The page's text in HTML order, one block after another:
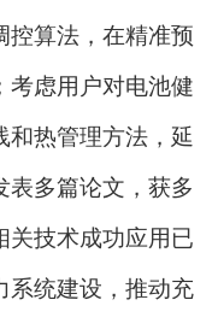
控算法，在精准预
考虑用户对电池健
和热管理方法，延
表多篇论文，获多
关技术成功应用已
系统建设，推动充